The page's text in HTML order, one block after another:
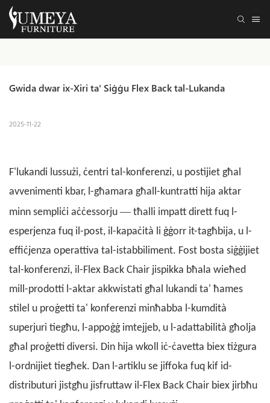
Gwida dwar ix-Xiri ta' Siġġu Flex Back tal-Lukanda
2025-11-22
F'lukandi lussużi, ċentri tal-konferenzi, u postijiet għal
avvenimenti kbar, l-għamara għall-kuntratti hija aktar
minn sempliċi aċċessorju — tħalli impatt dirett fuq l-
esperjenza fuq il-post, il-kapaċità li ġġorr it-tagħbija, u l-
effiċjenza operattiva tal-istabbiliment. Fost bosta siġġijiet
tal-konferenzi, il-Flex Back Chair jispikka bħala wieħed
mill-prodotti l-aktar akkwistati għal lukandi ta' ħames
stilel u proġetti ta' konferenzi minħabba l-kumdità
superjuri tiegħu, l-appoġġ imtejjeb, u l-adattabilità għolja
għal proġetti diversi. Din hija wkoll iċ-ċavetta biex tiżgura
l-ordnijiet tiegħek. Dan l-artiklu se jiffoka fuq kif id-
distributuri jistgħu jisfruttaw il-Flex Back Chair biex jirbħu